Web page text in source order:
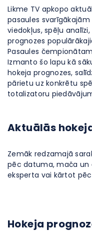
Likme TV apkopo
pasaules
viedokļus, spēļu
prognozes
Pasaules
Izmanto šo lapu kā
hokeja prognozes,
pārietu uz konkrētu
totalizatoru
Aktuālās
Zemāk redzamajā
pēc datuma, mača un
eksperta vai kārtot
Hokeja